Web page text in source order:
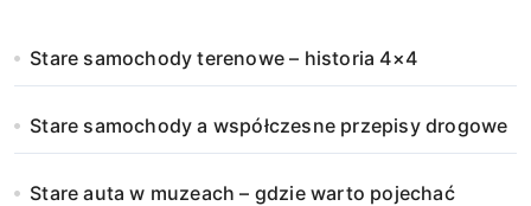
Stare samochody terenowe – historia 4×4
Stare samochody a współczesne przepisy drogowe
Stare auta w muzeach – gdzie warto pojechać